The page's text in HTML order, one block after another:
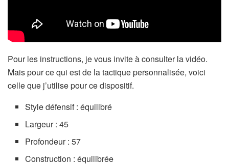
Pour les instructions, je vous invite à consulter la vidéo.
Mais pour ce qui est de la tactique personnalisée, voici
celle que j’utilise pour ce dispositif.
Style défensif : équilibré
Largeur : 45
Profondeur : 57
Construction : équilibrée